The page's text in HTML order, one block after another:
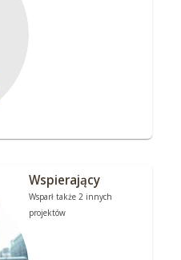
Wspierający
Wsparł także 2 innych
projektów